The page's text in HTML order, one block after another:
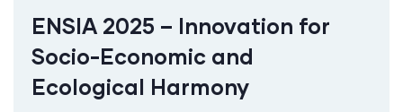
ENSIA 2025 – Innovation for
Socio-Economic and
Ecological Harmony